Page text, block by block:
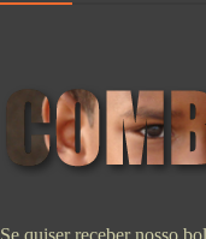
Se quiser receber nosso